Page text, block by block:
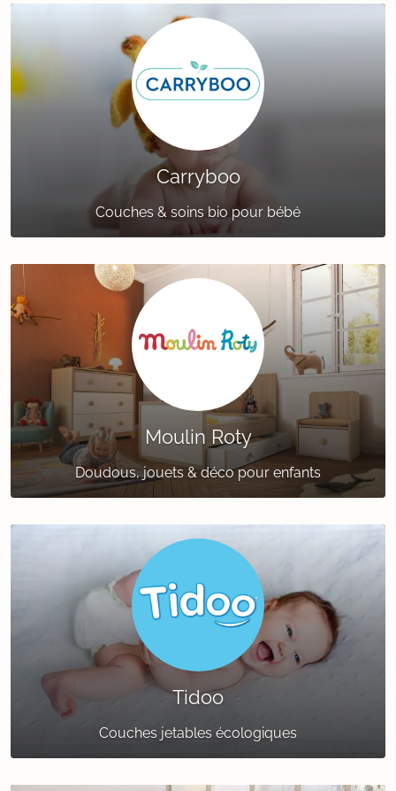
Carryboo
Couches & soins bio pour bébé
Moulin Roty
Doudous, jouets & déco pour enfants
Tidoo
Couches jetables écologiques